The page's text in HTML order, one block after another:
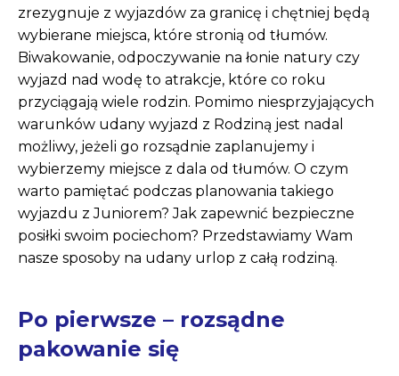
zrezygnuje z wyjazdów za granicę i chętniej będą
wybierane miejsca, które stronią od tłumów.
Biwakowanie, odpoczywanie na łonie natury czy
wyjazd nad wodę to atrakcje, które co roku
przyciągają wiele rodzin. Pomimo niesprzyjających
warunków udany wyjazd z Rodziną jest nadal
możliwy, jeżeli go rozsądnie zaplanujemy i
wybierzemy miejsce z dala od tłumów. O czym
warto pamiętać podczas planowania takiego
wyjazdu z Juniorem? Jak zapewnić bezpieczne
posiłki swoim pociechom? Przedstawiamy Wam
nasze sposoby na udany urlop z całą rodziną.
Po pierwsze – rozsądne
pakowanie się